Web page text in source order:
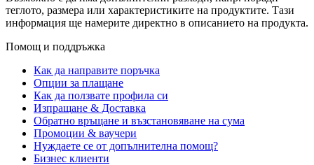
теглото, размера или характеристиките на продуктите. Тази
информация ще намерите директно в описанието на продукта.
Помощ и поддръжка
Как да направите поръчка
Опции за плащане
Как да ползвате профила си
Изпращане & Доставка
Обратно връщане и възстановяване на сума
Промоции & ваучери
Нуждаете се от допълнителна помощ?
Бизнес клиенти